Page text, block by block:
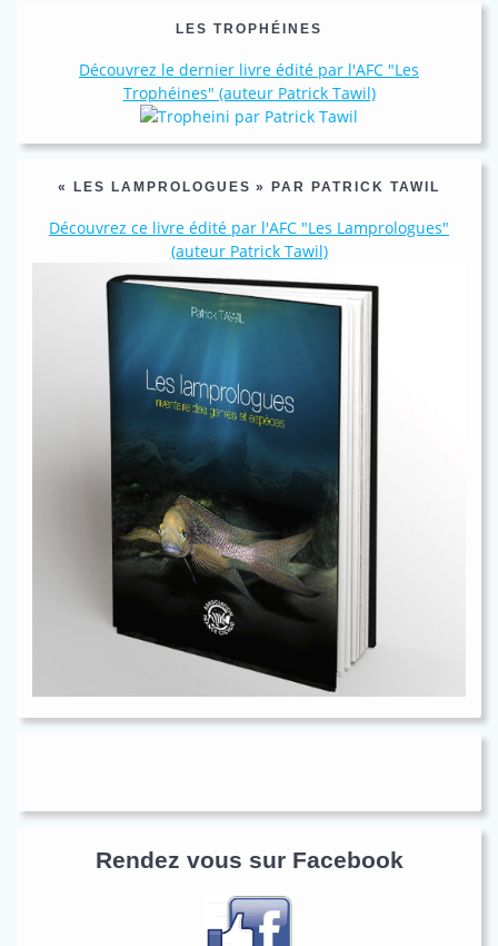
LES TROPHÉINES
Découvrez le dernier livre édité par l'AFC "Les
Trophéines" (auteur Patrick Tawil)
« LES LAMPROLOGUES » PAR PATRICK TAWIL
Découvrez ce livre édité par l'AFC "Les Lamprologues"
(auteur Patrick Tawil)
Rendez vous sur Facebook